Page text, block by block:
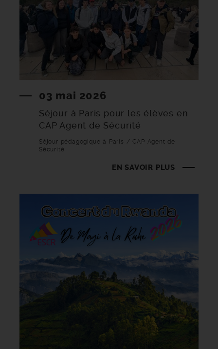
03 mai 2026
Séjour à Paris pour les élèves en
CAP Agent de Sécurité
Séjour pédagogique à Paris / CAP Agent de
Sécurité
EN SAVOIR PLUS